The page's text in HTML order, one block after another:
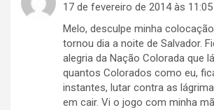
17 de fevereiro de 2014 às 11:05
Melo, desculpe minha
tornou dia a noite de Salvador.
alegria da Nação Colorada que
quantos Colorados como eu,
instantes, lutar contra as
em cair. Vi o jogo com minha